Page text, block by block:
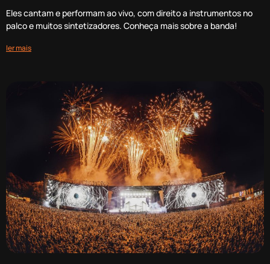
Eles cantam e performam ao vivo, com direito a instrumentos no
palco e muitos sintetizadores. Conheça mais sobre a banda!
ler mais